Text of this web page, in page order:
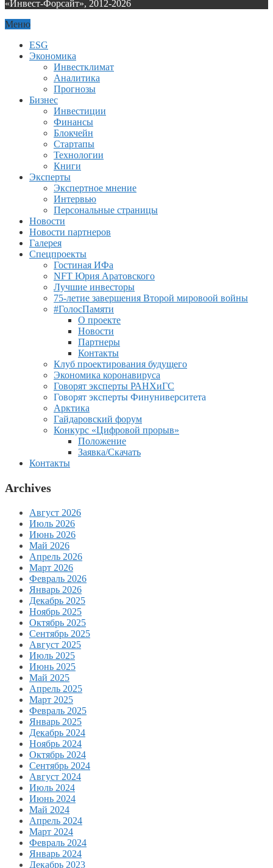
«Инвест-Форсайт», 2012-2026
Меню
ESG
Экономика
Инвестклимат
Аналитика
Прогнозы
Бизнес
Инвестиции
Финансы
Блокчейн
Стартапы
Технологии
Книги
Эксперты
Экспертное мнение
Интервью
Персональные страницы
Новости
Новости партнеров
Галерея
Спецпроекты
Гостиная ИФа
NFT Юрия Аратовского
Лучшие инвесторы
75-летие завершения Второй мировоой войны
#ГолосПамяти
О проекте
Новости
Партнеры
Контакты
Клуб проектирования будущего
Экономика коронавируса
Говорят эксперты РАНХиГС
Говорят эксперты Финуниверситета
Арктика
Гайдаровский форум
Конкурс «Цифровой прорыв»
Положение
Заявка/Скачать
Контакты
Archives
Август 2026
Июль 2026
Июнь 2026
Май 2026
Апрель 2026
Март 2026
Февраль 2026
Январь 2026
Декабрь 2025
Ноябрь 2025
Октябрь 2025
Сентябрь 2025
Август 2025
Июль 2025
Июнь 2025
Май 2025
Апрель 2025
Март 2025
Февраль 2025
Январь 2025
Декабрь 2024
Ноябрь 2024
Октябрь 2024
Сентябрь 2024
Август 2024
Июль 2024
Июнь 2024
Май 2024
Апрель 2024
Март 2024
Февраль 2024
Январь 2024
Декабрь 2023